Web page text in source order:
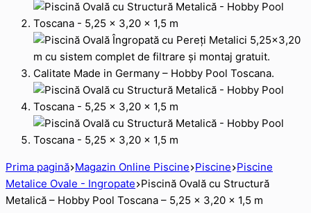
Prima pagină Magazin Online Piscine Piscine Piscine
Metalice Ovale - Ingropate Piscină Ovală cu Structură
Metalică – Hobby Pool Toscana – 5,25 x 3,20 x 1,5 m